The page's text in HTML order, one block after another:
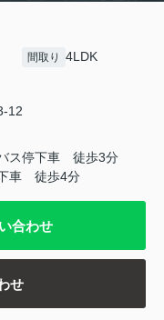
間取り 4LDK
12
ス停下車 徒歩3分
車 徒歩4分
合わせ
せ